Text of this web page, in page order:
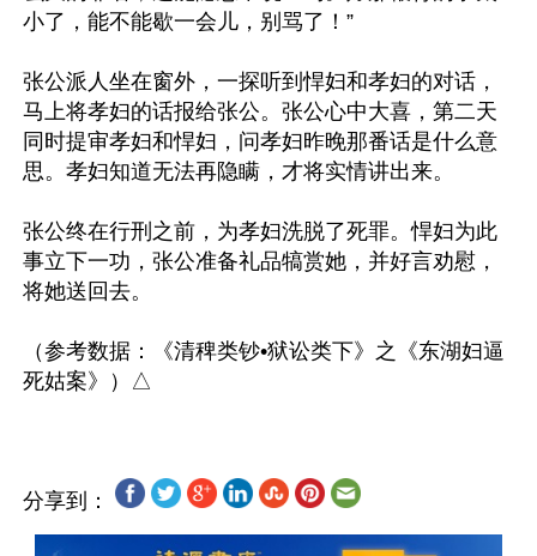
小了，能不能歇一会儿，别骂了！”
张公派人坐在窗外，一探听到悍妇和孝妇的对话，
马上将孝妇的话报给张公。张公心中大喜，第二天
同时提审孝妇和悍妇，问孝妇昨晚那番话是什么意
思。孝妇知道无法再隐瞒，才将实情讲出来。
张公终在行刑之前，为孝妇洗脱了死罪。悍妇为此
事立下一功，张公准备礼品犒赏她，并好言劝慰，
将她送回去。
（参考数据：《清稗类钞•狱讼类下》之《东湖妇逼
分享到：